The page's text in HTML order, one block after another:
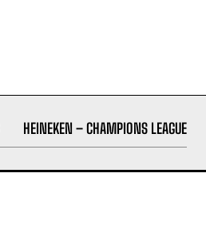
HEINEKEN – CHAMPIONS LEAGUE